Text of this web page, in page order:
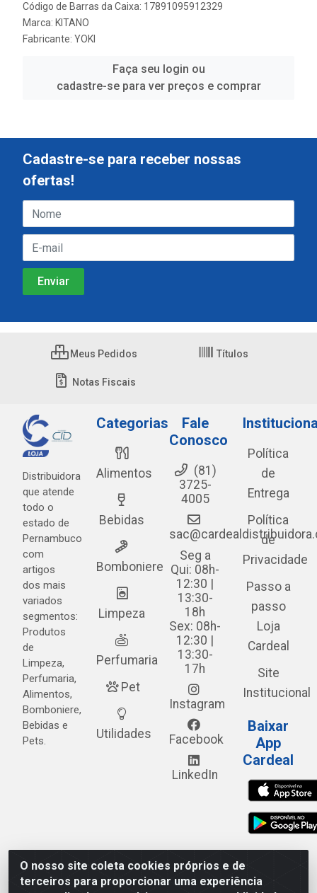
Código de Barras da Caixa: 17891095912329
Marca: KITANO
Fabricante: YOKI
Faça seu login ou
cadastre-se para ver preços e comprar
O nosso site coleta cookies próprios e de
terceiros para proporcionar uma experiência
Cadastre-se para receber nossas
ofertas!
Meus Pedidos Títulos
Notas Fiscais
Distribuidora
que atende
todo o
estado de
Pernambuco
com
artigos
dos mais
variados
segmentos:
Produtos
de
Limpeza,
Perfumaria,
Alimentos,
Bomboniere,
Bebidas e
Pets.
Categorias
Alimentos
Bebidas
Bomboniere
Limpeza
Perfumaria
Pet
Utilidades
Fale
Conosco
(81)
3725-
4005
Seg a
Qui: 08h-
12:30 |
13:30-
18h
Sex: 08h-
12:30 |
13:30-
17h
Instagram
Facebook
LinkedIn
Política
de
Entrega
Política
de
Privacidade
Passo a
passo
Loja
Cardeal
Site
Institucional
Baixar
App
Cardeal
Cardeal Distribuidora - Estrada Alto do Moura, 582 - Alto
do Moura - Caruaru/PE - CEP 55.040-120 - CNPJ